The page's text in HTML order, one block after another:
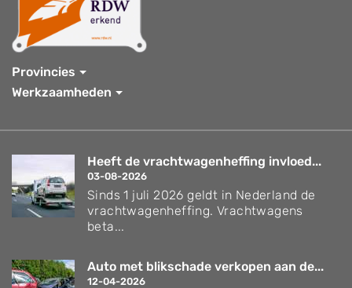
Provincies
Werkzaamheden
Heeft de vrachtwagenheffing invloed...
03-08-2026
Sinds 1 juli 2026 geldt in Nederland de
vrachtwagenheffing. Vrachtwagens
beta...
Auto met blikschade verkopen aan de...
12-04-2026